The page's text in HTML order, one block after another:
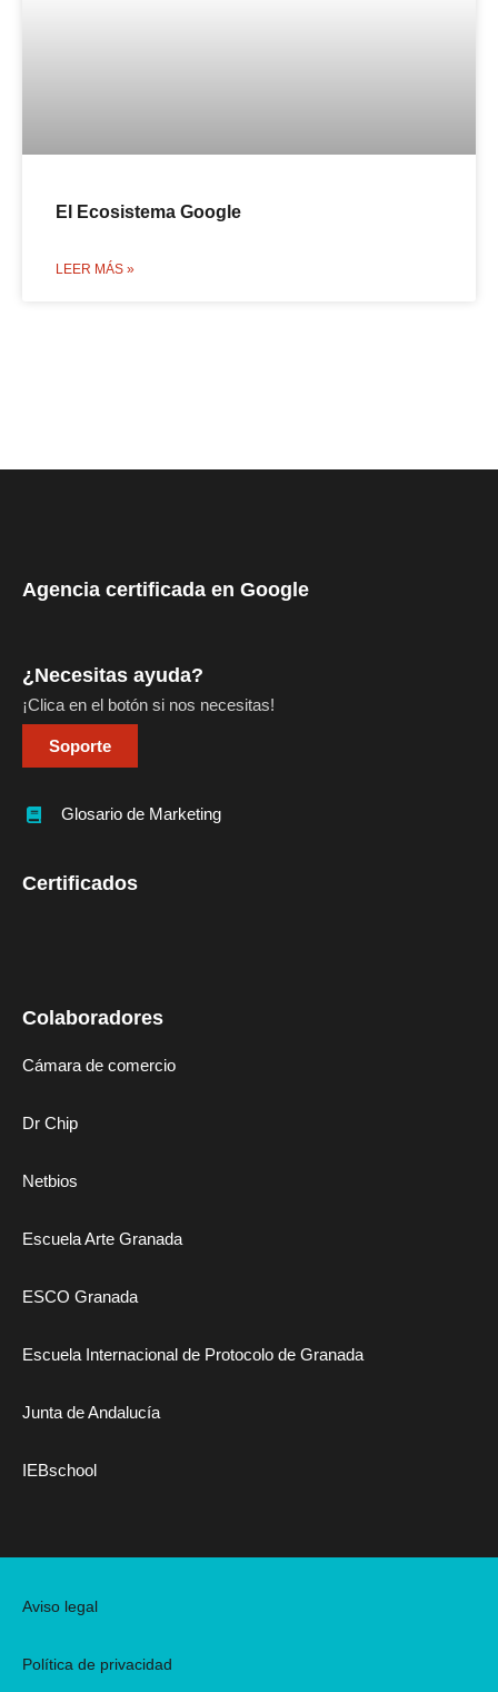
El Ecosistema Google
LEER MÁS »
Agencia certificada en Google
¿Necesitas ayuda?
¡Clica en el botón si nos necesitas!
Soporte
Glosario de Marketing
Certificados
Colaboradores
Cámara de comercio
Dr Chip
Netbios
Escuela Arte Granada
ESCO Granada
Escuela Internacional de Protocolo de Granada
Junta de Andalucía
IEBschool
Aviso legal
Política de privacidad